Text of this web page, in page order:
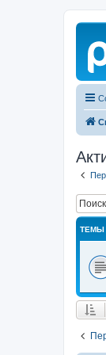
ТЕМЫ